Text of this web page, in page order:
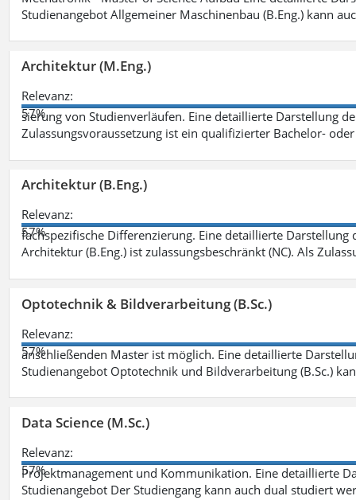
Studienangebot Allgemeiner Maschinenbau (B.Eng.) kann
Architektur (M.Eng.)
Relevanz:
57%
sierung von Studienverläufen. Eine detaillierte Darstellung
Zulassungsvoraussetzung ist ein qualifizierter Bachelor-
Architektur (B.Eng.)
Relevanz:
57%
fachspezifische Differenzierung. Eine detaillierte
Architektur (B.Eng.) ist zulassungsbeschränkt (NC). Als
Optotechnik & Bildverarbeitung (B.Sc.)
Relevanz:
57%
anschließenden Master ist möglich. Eine detaillierte
Studienangebot Optotechnik und Bildverarbeitung (B.Sc.)
Data Science (M.Sc.)
Relevanz:
57%
Projektmanagement und Kommunikation. Eine detaillierte
Studienangebot Der Studiengang kann auch dual studiert